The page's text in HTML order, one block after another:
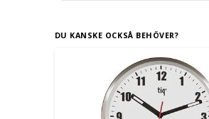
DU KANSKE OCKSÅ BEHÖVER?